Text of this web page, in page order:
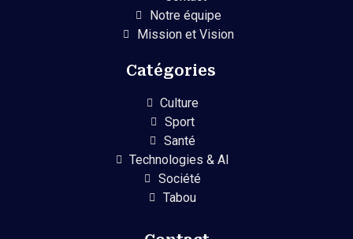
Notre équipe
Mission et Vision
Catégories
Culture
Sport
Santé
Technologies & AI
Société
Tabou